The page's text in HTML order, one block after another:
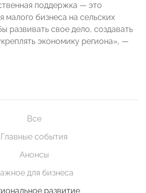
поддержка — это
малого бизнеса на сельских
развивать свое дело, создавать
экономику региона», —
Все
Главные события
Анонсы
для бизнеса
развитие